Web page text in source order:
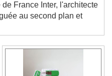
France Inter, l'architecte
au second plan et